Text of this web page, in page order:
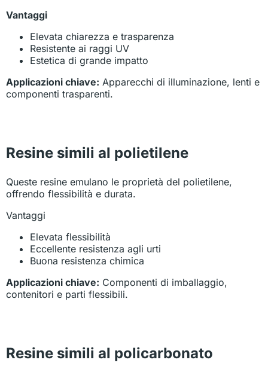
Vantaggi
Elevata chiarezza e trasparenza
Resistente ai raggi UV
Estetica di grande impatto
Applicazioni chiave: Apparecchi di illuminazione, lenti e
componenti trasparenti.
Resine simili al polietilene
Queste resine emulano le proprietà del polietilene,
offrendo flessibilità e durata.
Vantaggi
Elevata flessibilità
Eccellente resistenza agli urti
Buona resistenza chimica
Applicazioni chiave: Componenti di imballaggio,
contenitori e parti flessibili.
Resine simili al policarbonato